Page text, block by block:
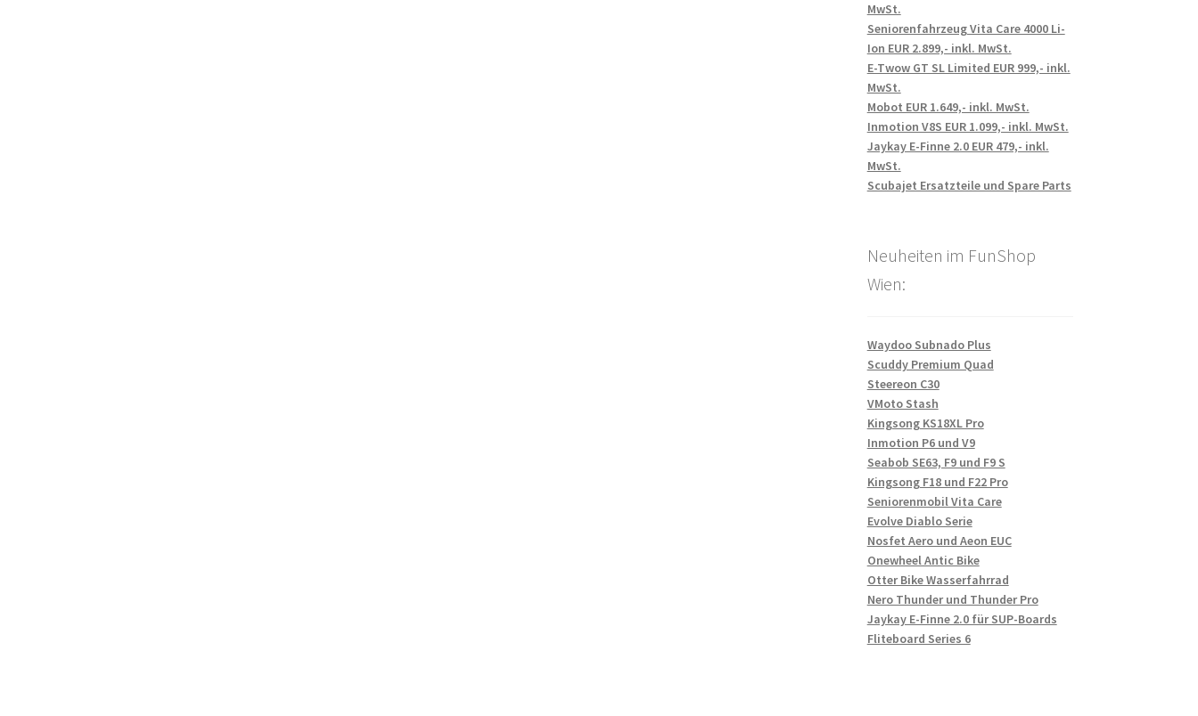
MwSt.
Seniorenfahrzeug Vita Care 4000 Li-
Ion EUR 2.899,- inkl. MwSt.
E-Twow GT SL Limited EUR 999,- inkl.
MwSt.
Mobot EUR 1.649,- inkl. MwSt.
Inmotion V8S EUR 1.099,- inkl. MwSt.
Jaykay E-Finne 2.0 EUR 479,- inkl.
MwSt.
Scubajet Ersatzteile und Spare Parts
Neuheiten im FunShop
Wien:
Waydoo Subnado Plus
Scuddy Premium Quad
Steereon C30
VMoto Stash
Kingsong KS18XL Pro
Inmotion P6 und V9
Seabob SE63, F9 und F9 S
Kingsong F18 und F22 Pro
Seniorenmobil Vita Care
Evolve Diablo Serie
Nosfet Aero und Aeon EUC
Onewheel Antic Bike
Otter Bike Wasserfahrrad
Nero Thunder und Thunder Pro
Jaykay E-Finne 2.0 für SUP-Boards
Fliteboard Series 6